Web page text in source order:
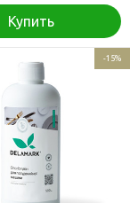
Купить
-15%